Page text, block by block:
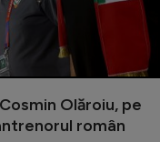
Olăroiu, pe
român